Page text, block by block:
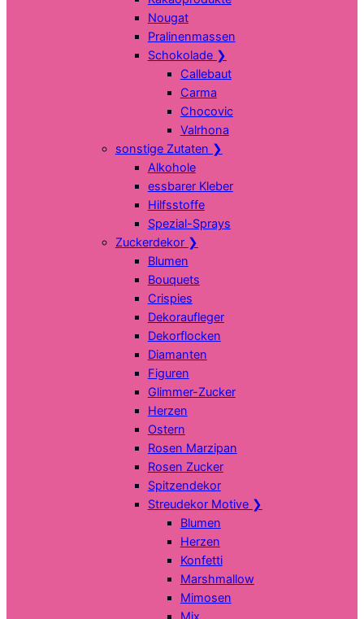
Nougat
Pralinenmassen
Schokolade ❯
Callebaut
Carma
Chocovic
Valrhona
sonstige Zutaten ❯
Alkohole
essbarer Kleber
Hilfsstoffe
Spezial-Sprays
Zuckerdekor ❯
Blumen
Bouquets
Crispies
Dekoraufleger
Dekorflocken
Diamanten
Figuren
Glimmer-Zucker
Herzen
Ostern
Rosen Marzipan
Rosen Zucker
Spitzendekor
Streudekor Motive ❯
Blumen
Herzen
Konfetti
Marshmallow
Mimosen